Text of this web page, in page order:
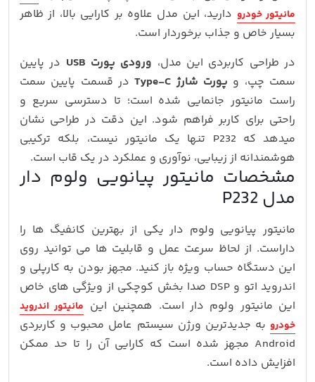
مانیتور خودرو دارید، این مدل علاوه بر کارایی بالا، از ظاهر
بسیار خاص و جذاب برخوردار است.
در طراحی کاربردی این مدل، ورودی پورت USB
در پایین
سمت چپ، و پورت شارژ Type-C
در قسمت پایین سمت
راست مانیتور جانمایی شده است؛ تا دسترسی سریع و
راحتی برای کاربر فراهم شود. این دقت در طراحی نشان
میدهد که P232 تنها یک مانیتور نیست، بلکه ترکیبی
هوشمندانه از زیبایی، نوآوری و عملکرد در یک قاب است.
مشخصات مانیتور پیانویی ولوم دار
مدل P232
مانیتور پیانویی ولوم دار یکی از بهترین کانفیگ ها را
داراست. از لحاظ سرعت عمل و قابلیت ها می توانید روی
این دستگاه حساب ویژه باز کنید. مجهز بودن به کارپلی و
اندروید اتو و DSP صدا بخش کوچکی از ویژگی های خاص
این مانیتور ولوم دار است. همچنین این مانیتور اندروید
خودرو به جدیدترین ورژن سیستم عامل محبوب و کاربردی
Android مجهز شده است که کارایی آن را تا حد ممکن
افزایش داده است.